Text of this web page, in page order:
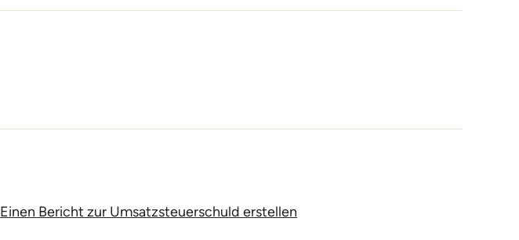
Einen Bericht zur Umsatzsteuerschuld erstellen